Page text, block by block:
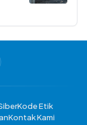
Kode Etik
Kontak Kami